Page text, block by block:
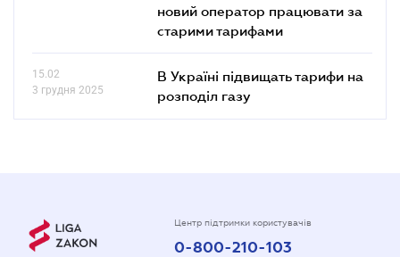
новий оператор працювати за
старими тарифами
15.02
3 грудня 2025
В Україні підвищать тарифи на
розподіл газу
Центр підтримки користувачів
0-800-210-103